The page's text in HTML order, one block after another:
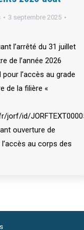
3 septembre 2025
l’arrêté du 31 juillet
de l’année 2026
l’accès au grade
de la filière «
jorf/id/
ouverture de
au corps des